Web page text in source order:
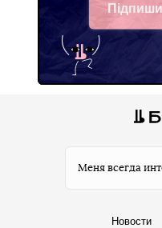
Facebook
Меня всегда
Новости